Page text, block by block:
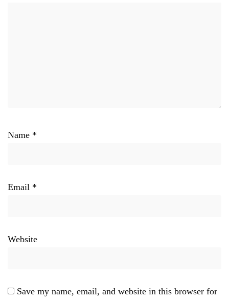
Name *
Email *
Website
Save my name, email, and website in this browser for